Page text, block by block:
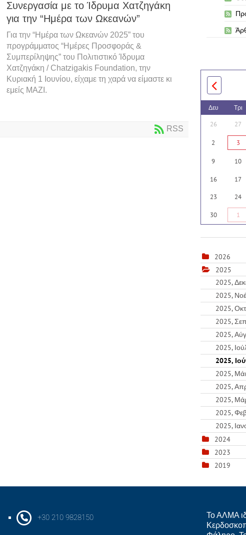
Συνεργασία με το Ίδρυμα Χατζηγάκη
για την “Ημέρα των Ωκεανών”
Για την “Ημέρα των Ωκεανών 2025” του
προγράμματος “Ημέρες Προσφοράς &
Συμπερίληψης” του Πολιτιστικό Ίδρυμα
Χατζηγάκη / Chatzigakis Foundation, την
Κυριακή 1 Ιουνίου, είχαμε τη χαρά να είμαστε κι
εμείς ΜΑΖΙ.
RSS
Δευ Τρι
26 27
2 3
9 10
16 17
23 24
30 1
2026
2025
2025,
2025,
2025,
2025,
2025,
2025,
2025,
2025,
2025,
2025,
2025,
2025,
2024
2023
2019
+30 210 9828150
Το ΑΛΜΑ